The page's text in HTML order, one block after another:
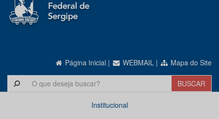
Página Inicial | WEBMAIL | Mapa do Site
Institucional